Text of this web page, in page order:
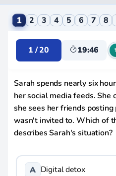
9. Sınıf İngilizce
1 2 3 4 5 6 7 8
1 / 20 19:45
Sarah spends nearly six
her social media feeds.
she sees her friends
wasn't invited to. Which of
describes Sarah's situation?
A Digital detox